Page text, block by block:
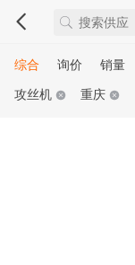
综合 询价 销量
攻丝机
重庆